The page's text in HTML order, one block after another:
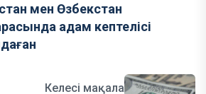
мен Өзбекстан
адам кептелісі
Келесі мақала